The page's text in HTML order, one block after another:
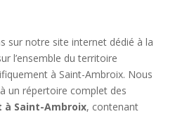
sur notre site internet dédié à la
l’ensemble du territoire
à Saint-Ambroix. Nous
un répertoire complet des
Saint-Ambroix, contenant